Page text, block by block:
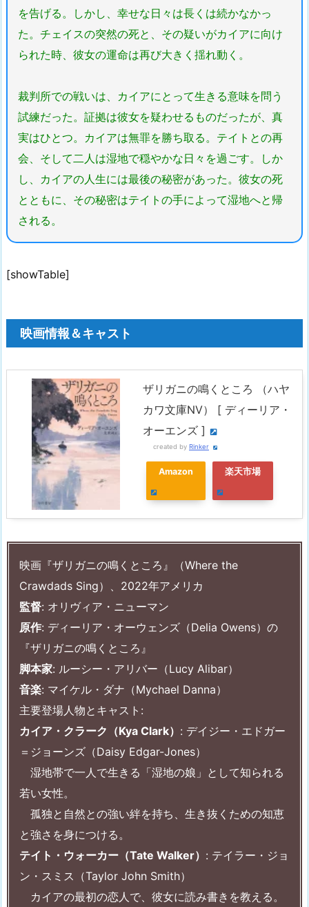
を告げる。しかし、幸せな日々は長くは続かなかっ
た。チェイスの突然の死と、その疑いがカイアに向け
られた時、彼女の運命は再び大きく揺れ動く。
裁判所での戦いは、カイアにとって生きる意味を問う
試練だった。証拠は彼女を疑わせるものだったが、真
実はひとつ。カイアは無罪を勝ち取る。テイトとの再
会、そして二人は湿地で穏やかな日々を過ごす。しか
し、カイアの人生には最後の秘密があった。彼女の死
とともに、その秘密はテイトの手によって湿地へと帰
される。
[showTable]
映画情報＆キャスト
ザリガニの鳴くところ （ハヤ
カワ文庫NV） [ ディーリア・
オーエンズ ]
created by Rinker
Amazon 楽天市場
映画『ザリガニの鳴くところ』（Where the
Crawdads Sing）、2022年アメリカ
監督: オリヴィア・ニューマン
原作: ディーリア・オーウェンズ（Delia Owens）の
『ザリガニの鳴くところ』
脚本家: ルーシー・アリバー（Lucy Alibar）
音楽: マイケル・ダナ（Mychael Danna）
主要登場人物とキャスト:
カイア・クラーク（Kya Clark） : デイジー・エドガー
＝ジョーンズ（Daisy Edgar-Jones）
湿地帯で一人で生きる「湿地の娘」として知られる
若い女性。
孤独と自然との強い絆を持ち、生き抜くための知恵
と強さを身につける。
テイト・ウォーカー（Tate Walker） : テイラー・ジョ
ン・スミス（Taylor John Smith）
カイアの最初の恋人で、彼女に読み書きを教える。